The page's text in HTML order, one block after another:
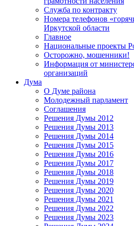
Служба по контракту
Номера телефонов
Иркутской области
Главное
Национальные проекты
Осторожно, мошенники!
Информация от
организаций
Дума
О Думе района
Молодежный парламент
Соглашения
Решения Думы 2012
Решения Думы 2013
Решения Думы 2014
Решения Думы 2015
Решения Думы 2016
Решения Думы 2017
Решения Думы 2018
Решения Думы 2019
Решения Думы 2020
Решения Думы 2021
Решения Думы 2022
Решения Думы 2023